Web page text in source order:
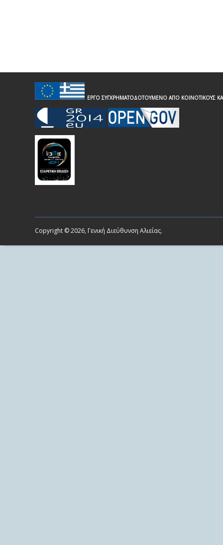
ΕΡΓΟ ΣΥΓΧΡΗΜΑΤΟΔΟΤΟΥΜΕΝΟ ΑΠΟ ΚΟΙΝΟΤΙΚΟΥΣ
Copyright © 2026, Γενική Διεύθυνση Αλιείας.